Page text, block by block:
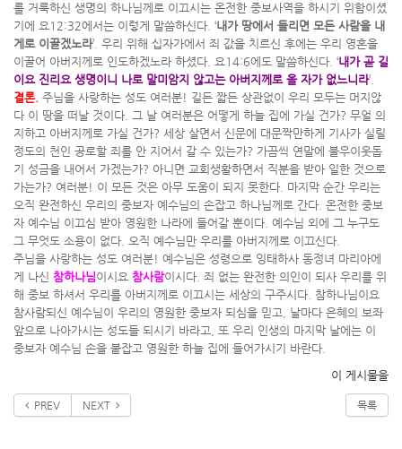
를 거룩하신 생명의 하나님께로 이끄시는 온전한 중보사역을 하시기 위함이셨
기에 요12:32에서는 이렇게 말씀하신다. ‘내가 땅에서 들리면 모든 사람을 내
게로 이끌겠노라’. 우리 위해 십자가에서 죄 값을 치르신 후에는 우리 영혼을
이끌어 아버지께로 인도하겠노라 하셨다. 요14:6에도 말씀하신다. ‘내가 곧 길
이요 진리요 생명이니 나로 말미암지 않고는 아버지께로 올 자가 없느니라’.
결론. 주님을 사랑하는 성도 여러분! 길든 짧든 상관없이 우리 모두는 머지않
다 이 땅을 떠날 것이다. 그 날 여러분은 어떻게 하늘 집에 가실 건가? 무얼 의
지하고 아버지께로 가실 건가? 세상 살면서 신문에 대문짝만하게 기사가 실릴
정도의 천인 공로할 죄를 안 지어서 갈 수 있는가? 가끔씩 연말에 불우이웃돕
기 성금을 내어서 가겠는가? 아니면 교회생활하면서 직분을 받아 일한 것으로
가는가? 여러분! 이 모든 것은 아무 도움이 되지 못한다. 마지막 순간 우리는
오직 완전하신 우리의 중보자 예수님의 손잡고 하나님께로 간다. 온전한 중보
자 예수님 이끄심 받아 영원한 나라에 들어갈 뿐이다. 예수님 외에 그 누구도
그 무엇도 소용이 없다. 오직 예수님만 우리를 아버지께로 이끄신다.
주님을 사랑하는 성도 여러분! 예수님은 성령으로 잉태하사 동정녀 마리아에
게 나신 참하나님이시요 참사람이시다. 죄 없는 완전한 의인이 되사 우리를 위
해 중보 하셔서 우리를 아버지께로 이끄시는 세상의 구주시다. 참하나님이요
참사람되신 예수님이 우리의 영원한 중보자 되심을 믿고, 날마다 은혜의 보좌
앞으로 나아가시는 성도들 되시기 바라고, 또 우리 인생의 마지막 날에는 이
중보자 예수님 손을 붙잡고 영원한 하늘 집에 들어가시기 바란다.
이 게시물을
PREV NEXT 목록